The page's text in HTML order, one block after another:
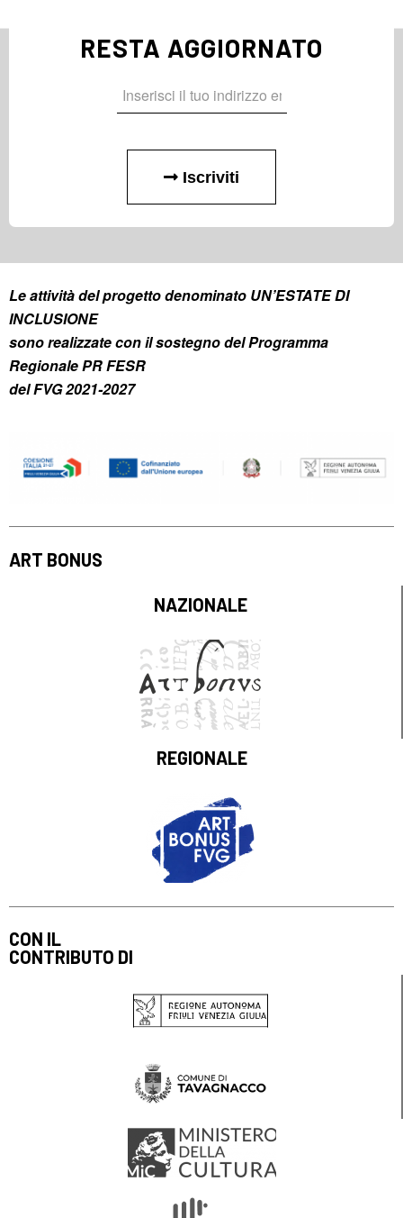
RESTA AGGIORNATO
Iscriviti
Le attività del progetto denominato UN’ESTATE DI
INCLUSIONE
sono realizzate con il sostegno del Programma
Regionale PR FESR
del FVG 2021-2027
ART BONUS
NAZIONALE
REGIONALE
CON IL
CONTRIBUTO DI